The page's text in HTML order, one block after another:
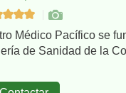
Médico Pacífico se
de Sanidad de la